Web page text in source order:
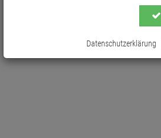
Datenschutzerklärung